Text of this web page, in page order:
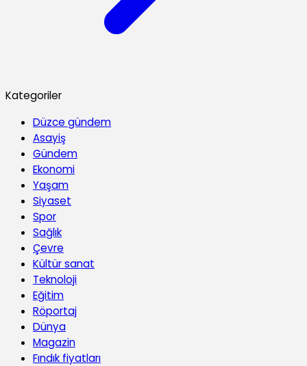
Kategoriler
Düzce gündem
Asayiş
Gündem
Ekonomi
Yaşam
Siyaset
Spor
Sağlık
Çevre
Kültür sanat
Teknoloji
Eğitim
Röportaj
Dünya
Magazin
Fındık fiyatları